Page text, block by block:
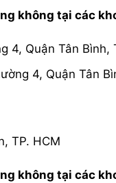
không tại các
4, Quận Tân Bình,
4, Quận Tân
TP. HCM
không tại các